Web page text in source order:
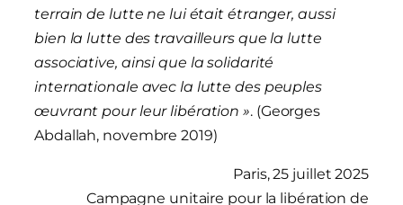
terrain de lutte ne lui était étranger, aussi
bien la lutte des travailleurs que la lutte
associative, ainsi que la solidarité
internationale avec la lutte des peuples
œuvrant pour leur libération ». (Georges
Abdallah, novembre 2019)
Paris, 25 juillet 2025
Campagne unitaire pour la libération de